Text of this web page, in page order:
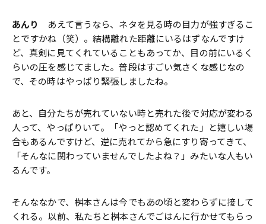
あんり
あえて言うなら、ネタを見る時の目力が強すぎるこ
とですかね（笑）。結構離れた距離にいるはずなんですけ
ど、真剣に見てくれていることもあってか、目の前にいるく
らいの圧を感じてました。普段はすごい気さくな感じなの
で、その時はやっぱり緊張しましたね。
あと、自分たちが売れていない時と売れた後で対応が変わる
人って、やっぱりいて。「やっと認めてくれた」と嬉しい場
合もあるんですけど、逆に売れてから急にすり寄ってきて、
「そんなに関わっていませんでしたよね？」みたいな人もい
るんです。
そんななかで、桝本さんは今でもあの頃と変わらずに接して
くれる。以前、私たちと桝本さんでごはんに行かせてもらっ